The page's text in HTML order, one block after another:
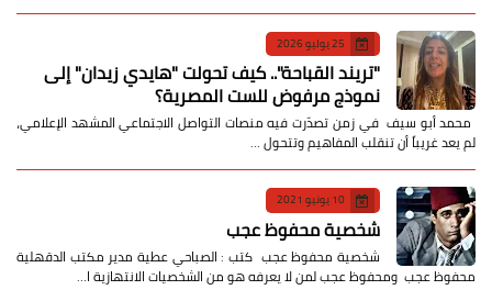
25 يوليو 2026
​"تريند القباحة".. كيف تحولت "هايدي زيدان" إلى
نموذج مرفوض للست المصرية؟
​ محمد أبو سيف ​في زمن تصدّرت فيه منصات التواصل الاجتماعي المشهد الإعلامي،
لم يعد غريباً أن تنقلب المفاهيم وتتحول …
10 يونيو 2021
شخصية محفوظ عجب
شخصية محفوظ عجب كتب : الصباحي عطية مدير مكتب الدقهلية
محفوظ عجب ومحفوظ عجب لمن لا يعرفه هو من الشخصيات الانتهازية ا…